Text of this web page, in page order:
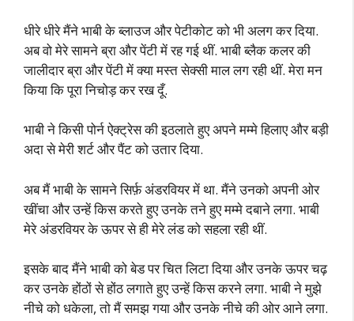
धीरे धीरे मैंने भाबी के ब्लाउज और पेटीकोट को भी अलग कर दिया.
अब वो मेरे सामने ब्रा और पेंटी में रह गई थीं. भाबी ब्लैक कलर की
जालीदार ब्रा और पेंटी में क्या मस्त सेक्सी माल लग रही थीं. मेरा मन
किया कि पूरा निचोड़ कर रख दूँ.
भाबी ने किसी पोर्न ऐक्ट्रेस की इठलाते हुए अपने मम्मे हिलाए और बड़ी
अदा से मेरी शर्ट और पैंट को उतार दिया.
अब मैं भाबी के सामने सिर्फ़ अंडरवियर में था. मैंने उनको अपनी ओर
खींचा और उन्हें किस करते हुए उनके तने हुए मम्मे दबाने लगा. भाबी
मेरे अंडरवियर के ऊपर से ही मेरे लंड को सहला रही थीं.
इसके बाद मैंने भाबी को बेड पर चित लिटा दिया और उनके ऊपर चढ़
कर उनके होंठों से होंठ लगाते हुए उन्हें किस करने लगा. भाबी ने मुझे
नीचे को धकेला, तो मैं समझ गया और उनके नीचे की ओर आने लगा.